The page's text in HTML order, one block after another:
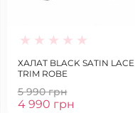
ХАЛАТ BLACK SATIN LACE
TRIM ROBE
5 990 грн
4 990 грн